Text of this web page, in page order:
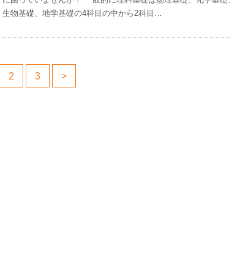
生物基礎、地学基礎の4科目の中から2科目…
2 3 >